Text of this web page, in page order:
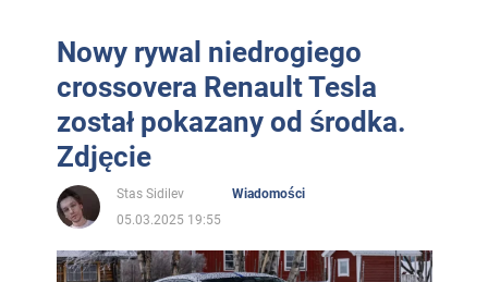
Nowy rywal niedrogiego
crossovera Renault Tesla
został pokazany od środka.
Zdjęcie
Stas Sidilev
Wiadomości
05.03.2025 19:55